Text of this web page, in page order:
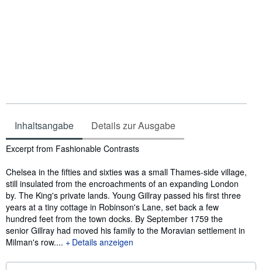
Inhaltsangabe Details zur Ausgabe
Inhaltsangabe
Excerpt from Fashionable Contrasts
Chelsea in the fifties and sixties was a small Thames-side village,
still insulated from the encroachments of an expanding London
by. The King's private lands. Young Gillray passed his first three
years at a tiny cottage in Robinson's Lane, set back a few
hundred feet from the town docks. By September 1759 the
senior Gillray had moved his family to the Moravian settlement in
Milman's row....
Details anzeigen